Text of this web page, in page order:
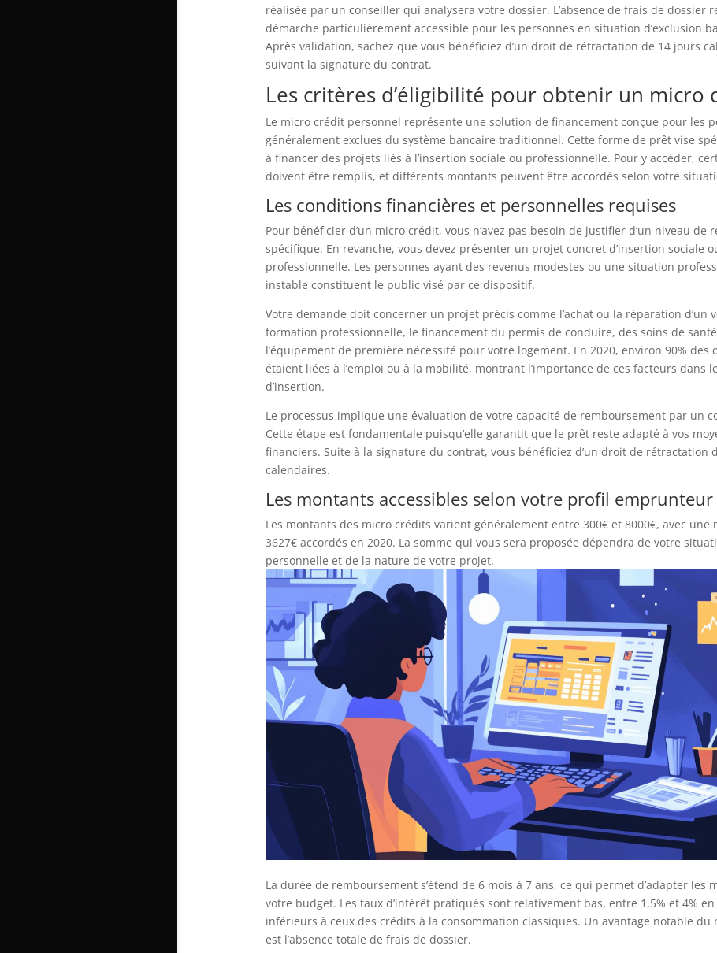
réalisée par un conseiller qui analysera votre dossier. L’absence de frais de dossier
démarche particulièrement accessible pour les personnes en situation d’exclusion
Après validation, sachez que vous bénéficiez d’un droit de rétractation de 14 jours
suivant la signature du contrat.
Les critères d’éligibilité pour obtenir un micro
Le micro crédit personnel représente une solution de financement conçue pour les
généralement exclues du système bancaire traditionnel. Cette forme de prêt vise
à financer des projets liés à l’insertion sociale ou professionnelle. Pour y accéder,
doivent être remplis, et différents montants peuvent être accordés selon votre
Les conditions financières et personnelles requises
Pour bénéficier d’un micro crédit, vous n’avez pas besoin de justifier d’un niveau de
spécifique. En revanche, vous devez présenter un projet concret d’insertion sociale
professionnelle. Les personnes ayant des revenus modestes ou une situation
instable constituent le public visé par ce dispositif.
Votre demande doit concerner un projet précis comme l’achat ou la réparation d’un
formation professionnelle, le financement du permis de conduire, des soins de
l’équipement de première nécessité pour votre logement. En 2020, environ 90% des
étaient liées à l’emploi ou à la mobilité, montrant l’importance de ces facteurs dans
d’insertion.
Le processus implique une évaluation de votre capacité de remboursement par un
Cette étape est fondamentale puisqu’elle garantit que le prêt reste adapté à vos
financiers. Suite à la signature du contrat, vous bénéficiez d’un droit de rétractation
calendaires.
Les montants accessibles selon votre profil emprunteur
Les montants des micro crédits varient généralement entre 300€ et 8000€, avec une
3627€ accordés en 2020. La somme qui vous sera proposée dépendra de votre
personnelle et de la nature de votre projet.
La durée de remboursement s’étend de 6 mois à 7 ans, ce qui permet d’adapter les
votre budget. Les taux d’intérêt pratiqués sont relativement bas, entre 1,5% et 4%
inférieurs à ceux des crédits à la consommation classiques. Un avantage notable du
est l’absence totale de frais de dossier.